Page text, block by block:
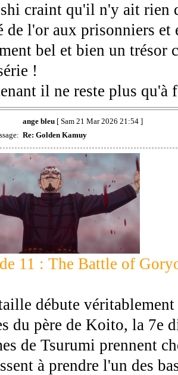
craint qu'il n'y ait rien
de l'or aux prisonniers et
bel et bien un trésor
!
il ne reste plus qu'à
ange bleu[ Sam 21 Mar 2026 21:54 ]
Re: Golden Kamuy
11 : The Battle of
débute
du père de Koito, la 7e
de Tsurumi prennent
à prendre l'un des